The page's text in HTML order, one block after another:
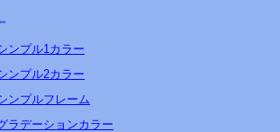
ンプル1カラー
ンプル2カラー
ンプルフレーム
ラデーションカラー